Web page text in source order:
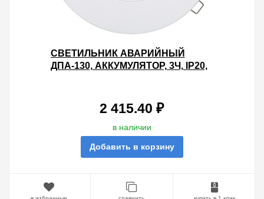
СВЕТИЛЬНИК АВАРИЙНЫЙ
ДПА-130, АККУМУЛЯТОР, 3Ч, IP20,
2 415.40 ₽
в наличии
Добавить в корзину